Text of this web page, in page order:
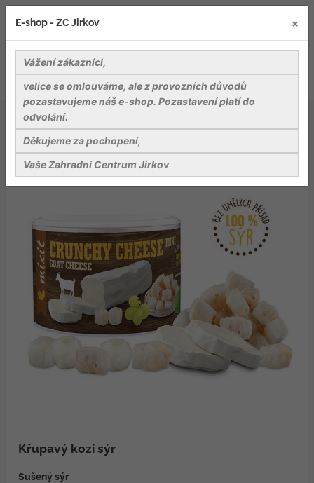
Delikatesy
Křupavý kozí sýr
Sušený sýr
E-shop - ZC Jirkov ×
Vážení zákazníci,
velice se omlouváme, ale z provozních důvodů
pozastavujeme náš e-shop. Pozastavení platí do
odvolání.
Děkujeme za pochopení,
Vaše Zahradní Centrum Jirkov